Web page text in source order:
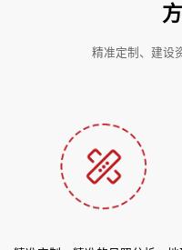
精准定制、建设